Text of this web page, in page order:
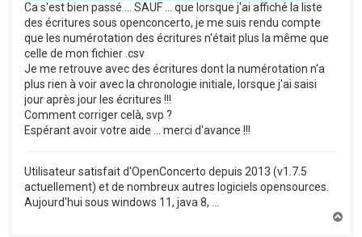
Ca s'est bien passé ... SAUF ... que lorsque j'ai affiché la liste
des écritures sous openconcerto, je me suis rendu compte
que les numérotation des écritures n'était plus la même que
celle de mon fichier .csv
Je me retrouve avec des écritures dont la numérotation n'a
plus rien à voir avec la chronologie initiale, lorsque j'ai saisi
jour après jour les écritures !!!
Comment corriger celà, svp ?
Espérant avoir votre aide ... merci d'avance !!!
Utilisateur satisfait d'OpenConcerto depuis 2013 (v1.7.5
actuellement) et de nombreux autres logiciels opensources.
Aujourd'hui sous windows 11, java 8, ...